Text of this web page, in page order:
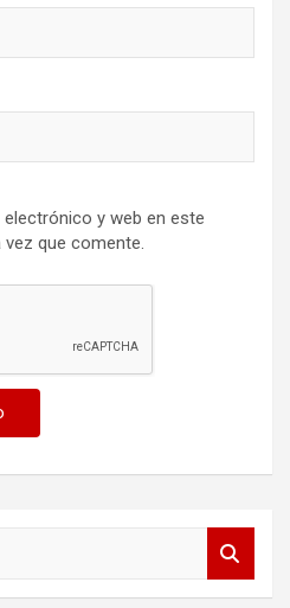
y web en este
que comente.